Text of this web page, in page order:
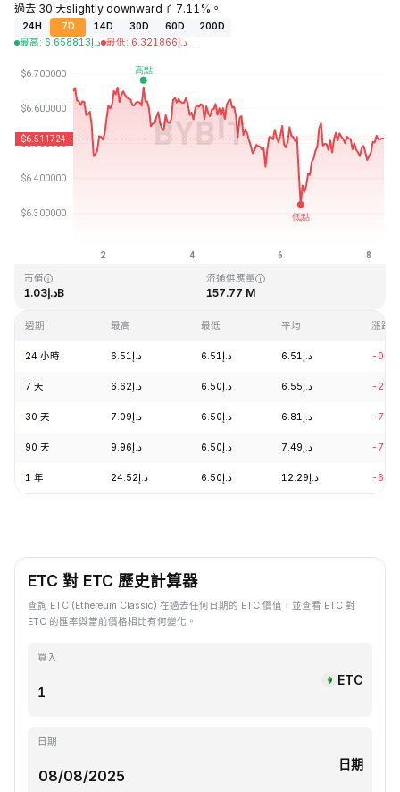
過去 30 天slightly downward了 7.11%。
24H 7D 14D 30D 60D
200D
最高: د.إ6.658813 最低: د.إ6.321866
最近更新時間：2026-08-08 07:45 (GMT+0)
市值
د.إ1.03B
流通供應量
157.77 M
週期 最高 最低 平均 漲跌
24 小時 د.إ6.51 د.إ6.51 د.إ6.51 -
7 天 د.إ6.62 د.إ6.50 د.إ6.55 -
30 天 د.إ7.09 د.إ6.50 د.إ6.81 -
90 天 د.إ9.96 د.إ6.50 د.إ7.49 -
1 年 د.إ24.52 د.إ6.50 د.إ12.29 -
ETC 對 ETC 歷史計算器
查詢 ETC (Ethereum Classic) 在過去任何日期的 ETC 價值，並查看 ETC 對
ETC 的匯率與當前價格相比有何變化。
買入
ETC
日期
日期